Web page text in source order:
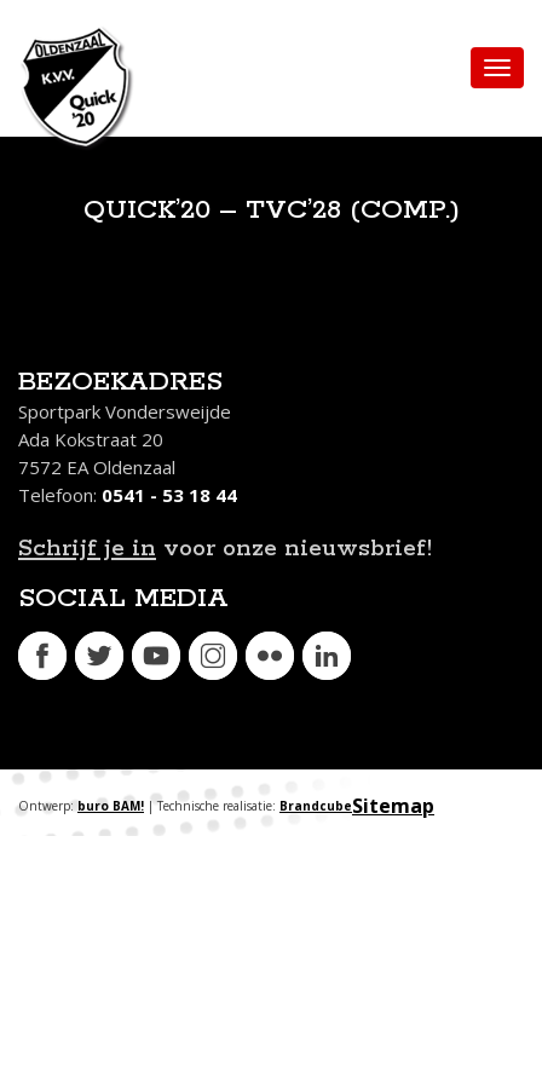
QUICK’20 – TVC’28 (COMP.)
BEZOEKADRES
Sportpark Vondersweijde
Ada Kokstraat 20
7572 EA Oldenzaal
Telefoon: 0541 - 53 18 44
Schrijf je in voor onze nieuwsbrief!
SOCIAL MEDIA
Sitemap
Ontwerp: buro BAM! | Technische realisatie: Brandcube